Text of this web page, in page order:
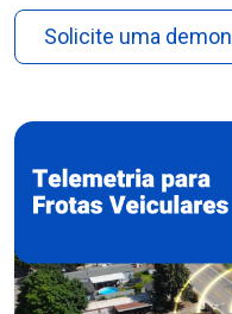
Solicite uma